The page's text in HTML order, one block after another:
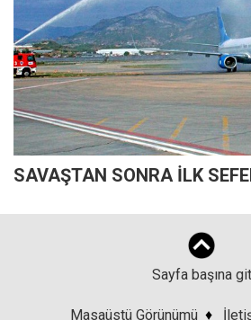
SAVAŞTAN SONRA İLK
Sayfa başına git
Masaüstü Görünümü ♦